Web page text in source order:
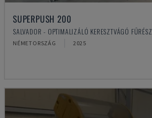
SUPERPUSH 200
SALVADOR - OPTIMALIZÁLÓ KERESZTVÁGÓ FŰRÉSZ
NÉMETORSZÁG 2025